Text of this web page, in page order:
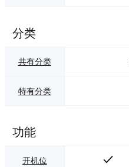
分类
共有分类
特有分类
功能
开机位